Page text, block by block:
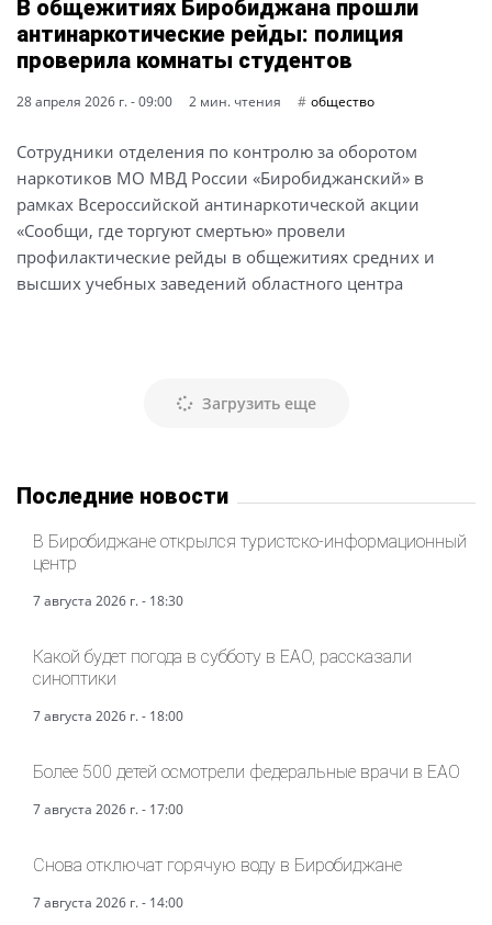
В общежитиях Биробиджана прошли
антинаркотические рейды: полиция
проверила комнаты студентов
28 апреля 2026 г. - 09:00 2 мин. чтения общество
Сотрудники отделения по контролю за оборотом
наркотиков МО МВД России «Биробиджанский» в
рамках Всероссийской антинаркотической акции
«Сообщи, где торгуют смертью» провели
профилактические рейды в общежитиях средних и
высших учебных заведений областного центра
Загрузить еще
Последние новости
В Биробиджане открылся туристско-информационный
центр
7 августа 2026 г. - 18:30
Какой будет погода в субботу в ЕАО, рассказали
синоптики
7 августа 2026 г. - 18:00
Более 500 детей осмотрели федеральные врачи в ЕАО
7 августа 2026 г. - 17:00
Снова отключат горячую воду в Биробиджане
7 августа 2026 г. - 14:00